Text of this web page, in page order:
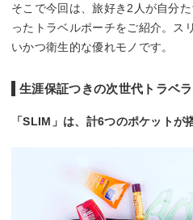
そこで今回は、旅好き2人が自分
ったトラベルポーチをご紹介。ス
いかつ衛生的な優れモノです。
生涯保証つきの次世代トラベ
「SLIM」は、計6つのポケットが